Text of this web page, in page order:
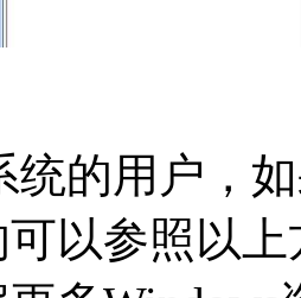
统的用户，
以参照以